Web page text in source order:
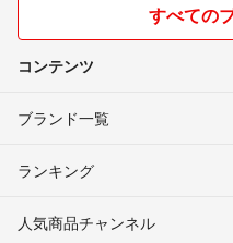
すべての
コンテンツ
ブランド一覧
ランキング
人気商品チャンネル